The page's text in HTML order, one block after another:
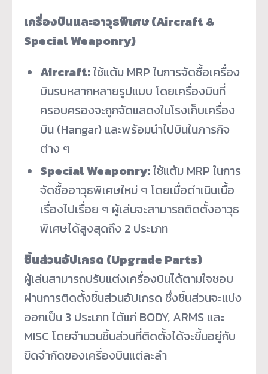
เครื่องบินและอาวุธพิเศษ (Aircraft &
Special Weaponry)
Aircraft: ใช้แต้ม MRP ในการจัดซื้อเครื่อง
บินรบหลากหลายรูปแบบ โดยเครื่องบินที่
ครอบครองจะถูกจัดแสดงในโรงเก็บเครื่อง
บิน (Hangar) และพร้อมนำไปบินในภารกิจ
ต่าง ๆ
Special Weaponry: ใช้แต้ม MRP ในการ
จัดซื้ออาวุธพิเศษใหม่ ๆ โดยเมื่อดำเนินเนื้อ
เรื่องไปเรื่อย ๆ ผู้เล่นจะสามารถติดตั้งอาวุธ
พิเศษได้สูงสุดถึง 2 ประเภท
ชิ้นส่วนอัปเกรด (Upgrade Parts)
ผู้เล่นสามารถปรับแต่งเครื่องบินได้ตามใจชอบ
ผ่านการติดตั้งชิ้นส่วนอัปเกรด ซึ่งชิ้นส่วนจะแบ่ง
ออกเป็น 3 ประเภท ได้แก่ BODY, ARMS และ
MISC โดยจำนวนชิ้นส่วนที่ติดตั้งได้จะขึ้นอยู่กับ
ขีดจำกัดของเครื่องบินแต่ละลำ